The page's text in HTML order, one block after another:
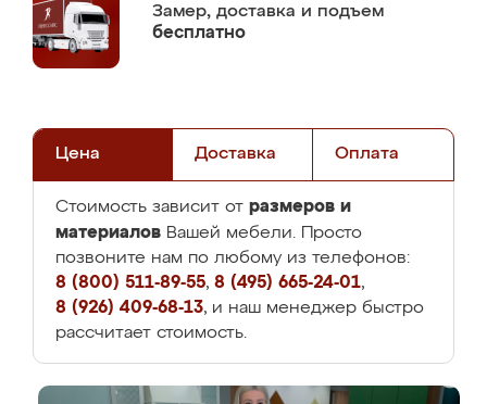
Замер, доставка и подъем
бесплатно
Цена Доставка Оплата
Стоимость зависит от размеров и
материалов Вашей мебели. Просто
позвоните нам по любому из телефонов:
8 (800) 511-89-55, 8 (495) 665-24-01,
8 (926) 409-68-13, и наш менеджер быстро
рассчитает стоимость.